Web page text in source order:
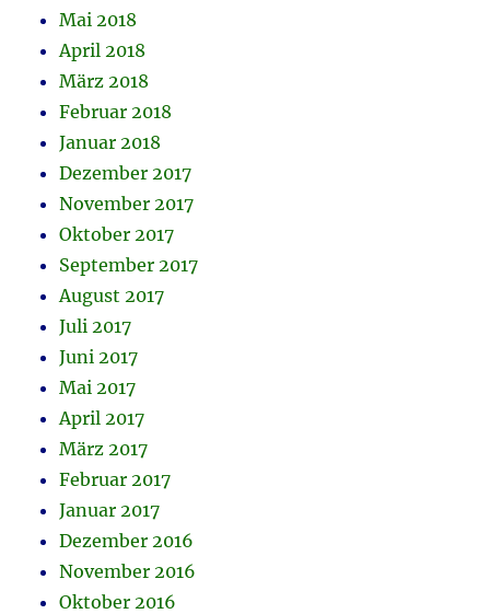
Mai 2018
April 2018
März 2018
Februar 2018
Januar 2018
Dezember 2017
November 2017
Oktober 2017
September 2017
August 2017
Juli 2017
Juni 2017
Mai 2017
April 2017
März 2017
Februar 2017
Januar 2017
Dezember 2016
November 2016
Oktober 2016